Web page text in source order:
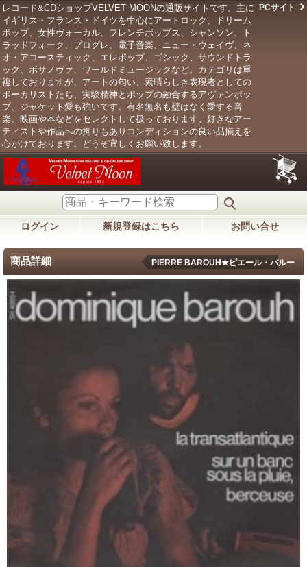
レコード&CDショップVELVET MOONの通販サイトです。主に
イギリス・フランス・ドイツを中心にアートロック、ドリーム
ポップ、女性ヴォーカル、フレンチポップス、シャンソン、ト
ラッドフォーク、プログレ、電子音楽、ニュー・ウェイヴ、ネ
オ・アコースティック、エレポップ、ゴシック、サウンドトラ
ック、ボサノヴァ、ワールドミュージックなど。カテゴリは重
複しておりますが、アートの匂い、素晴らしき表現者としての
ボーカリストたち、実験精神とポップの融合するアヴァンポッ
プ、ジャケット愛も強いです。有名無名も壁はなく愛する音
楽、映画や本などをセレクトして扱っております。好きなアー
ティストや作品への拘りもありコンディションの良い品揃えを
心がけております。どうぞ宜しくお願い致します。
PCサイト
ログイン 新規登録はこちら お問い合せ
商品詳細 PIERRE BAROUH★ピエール・バルー